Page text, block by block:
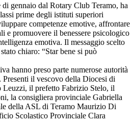
gennaio dal Rotary Club Teramo, ha
prime degli istituti superiori
competenze emotive, affrontare
e promuovere il benessere psicologico
emotiva. Il messaggio scelto
chiaro: “Star bene si può
hanno preso parte numerose autorità
il vescovo della Diocesi di
il prefetto Fabrizio Stelo, il
la consigliera provinciale Gabriella
della ASL di Teramo Maurizio Di
Scolastico Provinciale Clara